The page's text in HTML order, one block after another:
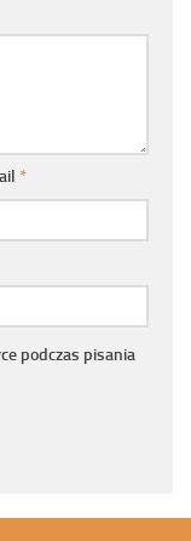
*
podczas pisania